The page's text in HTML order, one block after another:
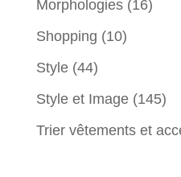
Morphologies(16)
Shopping (10)
Style(44)
Style et Image(145)
Trier vêtements et